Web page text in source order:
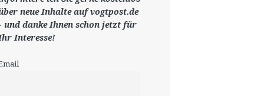
ber neue Inhalte auf vogtpost.de
und danke Ihnen schon jetzt für
Interesse!